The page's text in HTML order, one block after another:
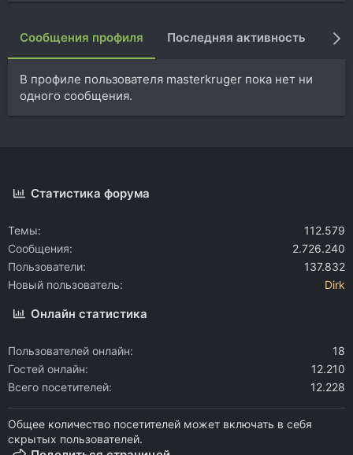
Сообщения профиля Последняя активность
В профиле пользователя masterkruger пока нет ни
одного сообщения.
Статистика форума
Темы
112.579
Сообщения
2.726.240
Пользователи
137.832
Новый пользователь
Dirk
Онлайн статистика
Пользователей онлайн
18
Гостей онлайн
12.210
Всего посетителей
12.228
Общее количество посетителей может включать в себя
скрытых пользователей.